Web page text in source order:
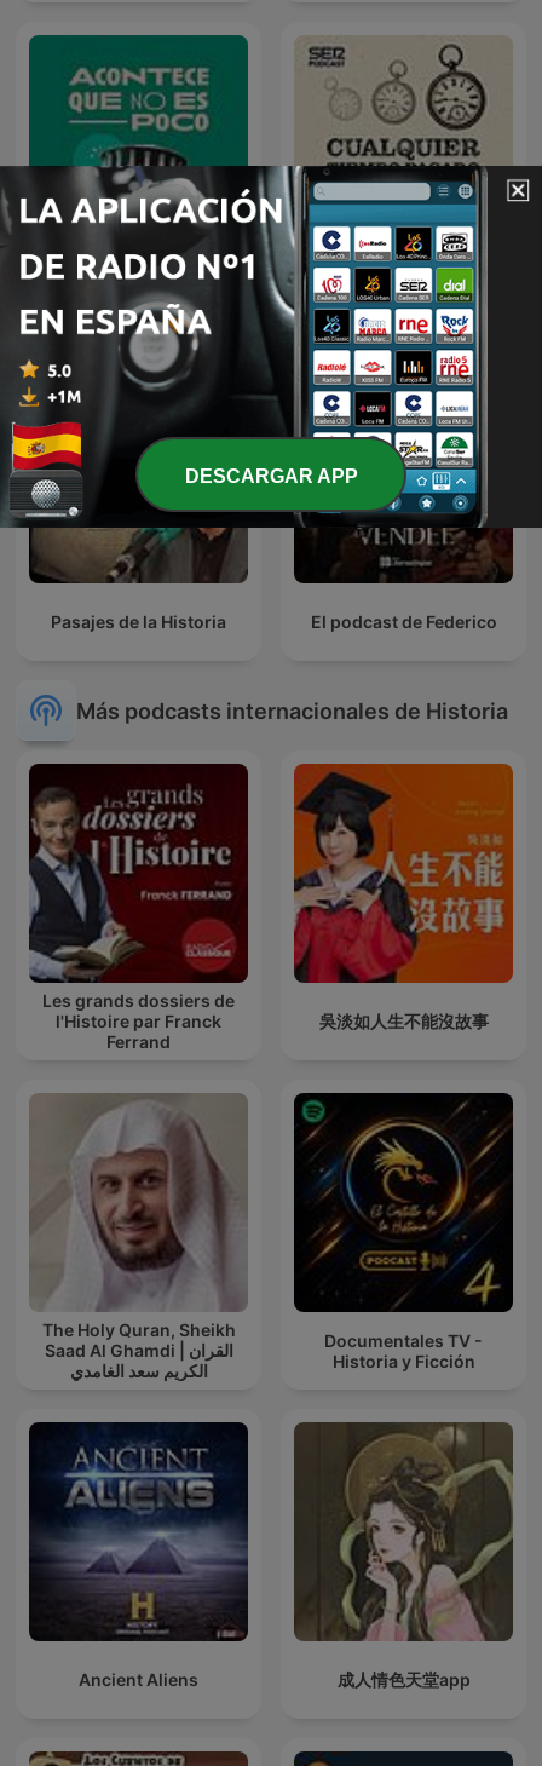
Acontece que no es poco
con Nieves Concostrina
Cualquier tiempo pasado
fue anterior
Pasajes de la Historia El podcast de Federico
Más podcasts internacionales de Historia
Les grands dossiers de
l'Histoire par Franck
Ferrand
吳淡如人生不能沒故事
The Holy Quran, Sheikh
Saad Al Ghamdi | القران
الكريم سعد الغامدي
Documentales TV -
Historia y Ficción
Ancient Aliens 成人情色天堂app
DESCARGAR APP